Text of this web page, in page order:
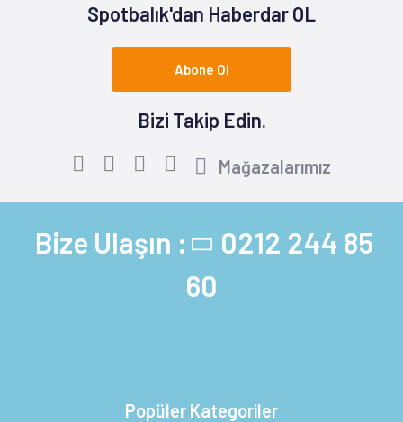
Spotbalık'dan Haberdar OL
Abone Ol
Bizi Takip Edin.
Mağazalarımız
Bize Ulaşın : 0212 244 85
60
Popüler Kategoriler